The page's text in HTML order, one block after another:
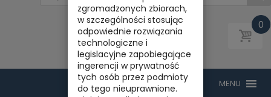
0
zgromadzonych zbiorach,
w szczególności stosując
odpowiednie rozwiązania
technologiczne i
legislacyjne zapobiegające
ingerencji w prywatność
tych osób przez podmioty
do tego nieuprawnione.